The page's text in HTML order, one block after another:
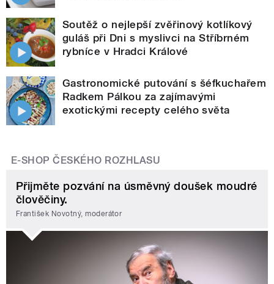
Soutěž o nejlepší zvěřinový kotlíkový
guláš při Dni s myslivci na Stříbrném
rybníce v Hradci Králové
Gastronomické putování s šéfkuchařem
Radkem Pálkou za zajímavými
exotickými recepty celého světa
E-SHOP ČESKÉHO ROZHLASU
Přijměte pozvání na úsměvný doušek moudré
člověčiny.
František Novotný, moderátor